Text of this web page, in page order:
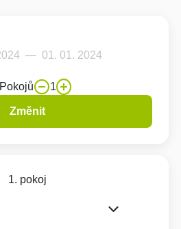
Pokojů 1
Změnit
1. pokoj